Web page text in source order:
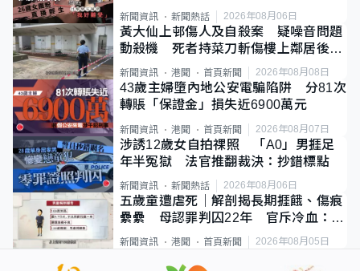
新聞資訊 新聞熱話 2026年08月06日
黃大仙上邨傷人及自殺案 疑噪音問題
動殺機 死者持菜刀斬傷樓上鄰居後墮
斃
新聞資訊 港聞 首頁新聞 2026年08月08日
43歲主婦墮內地公安電騙陷阱 分81次
轉賬「保證金」損失近6900萬元
新聞資訊 港聞 首頁新聞 2026年08月07日
涉誘12歲女自拍祼照 「A0」男捱足
年半冤獄 法官推翻裁決：抄錯標點
新聞資訊 新聞熱話 2026年08月06日
五歲童遭虐死｜解剖揭長期捱餓、傷痕
纍纍 母認罪判囚22年 官斥冷血：同
類案最惡劣
新聞資訊 港聞 首頁新聞 2026年08月05日